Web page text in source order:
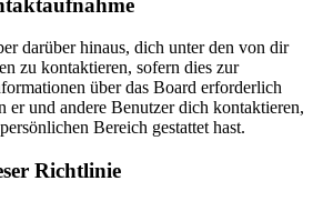
darüber hinaus, dich unter den von dir
zu kontaktieren, sofern dies zur
über das Board erforderlich
er und andere Benutzer dich kontaktieren,
Bereich gestattet hast.
Richtlinie